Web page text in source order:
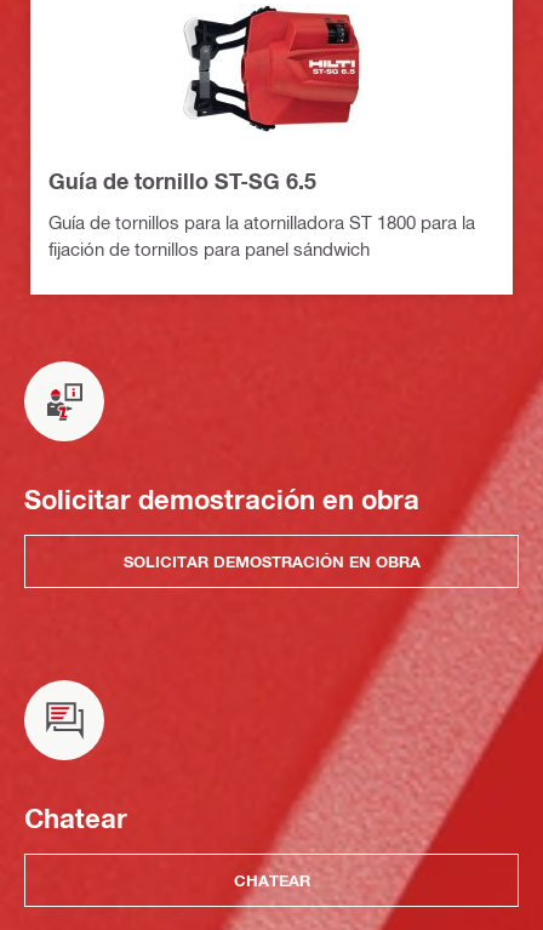
Guía de tornillo ST-SG 6.5
Guía de tornillos para la atornilladora ST 1800 para la
fijación de tornillos para panel sándwich
Solicitar demostración en obra
SOLICITAR DEMOSTRACIÓN EN OBRA
Chatear
CHATEAR